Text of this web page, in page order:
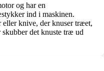
og har en
ind i maskinen.
knive, der knuser træet,
det knuste træ ud